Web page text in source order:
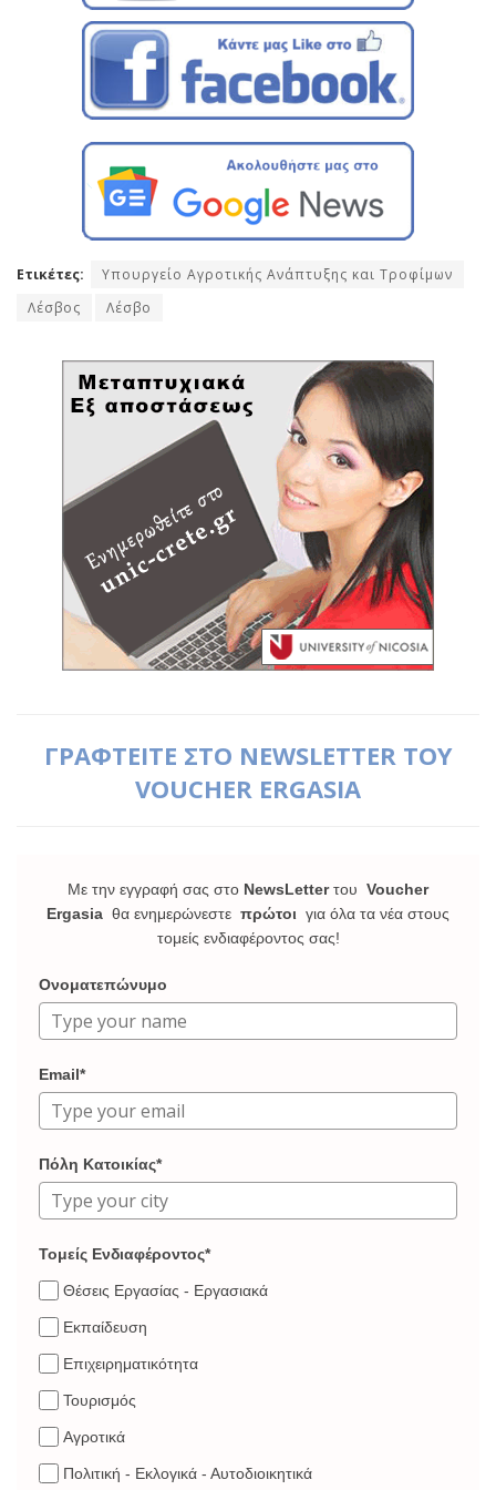
Ετικέτες:
Υπουργείο Αγροτικής Ανάπτυξης και Τροφίμων
Λέσβος
Λέσβο
ΓΡΑΦΤΕΙΤΕ ΣΤΟ NEWSLETTER ΤΟΥ
VOUCHER ERGASIA
Με την εγγραφή σας στο NewsLetterτου Voucher
Ergasia θα ενημερώνεστε πρώτοι για όλα τα νέα στους
τομείς ενδιαφέροντος σας!
Ονοματεπώνυμο
Email*
Πόλη Κατοικίας*
Τομείς Ενδιαφέροντος*
Θέσεις Εργασίας - Εργασιακά
Εκπαίδευση
Επιχειρηματικότητα
Τουρισμός
Αγροτικά
Πολιτική - Εκλογικά - Αυτοδιοικητικά